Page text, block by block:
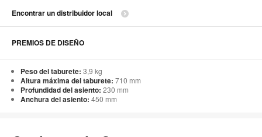
Encontrar un distribuidor local
PREMIOS DE DISEÑO
Peso del taburete: 3,9 kg
Altura máxima del taburete: 710 mm
Profundidad del asiento: 230 mm
Anchura del asiento: 450 mm